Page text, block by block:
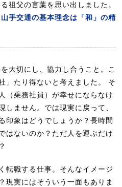
祖父の言葉を思い出しました。
手交通の基本理念は「和」の精
大切にし、協力し合うこと。こ
」たり得ないと考えました。 そ
（乗務社員）が幸せにならなけ
しません。では現実に戻って、
印象はどうでしょうか？長時間
はないのか？ただ人を運ぶだけ
転職する仕事。そんなイメージ
現実にはそういう一面もありま